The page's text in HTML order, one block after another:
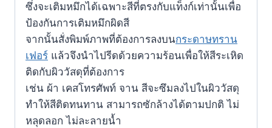
ซึ่งจะเติมหมึกได้เฉพาะสีที่ตรงกับแท็งก์เท่านั้นเพื่อ
ป้องกันการเติมหมึกผิดสี
จากนั้นสั่งพิมพ์ภาพที่ต้องการลงบนกระดาษทราน
เฟอร์ แล้วจึงนำไปรีดด้วยความร้อนเพื่อให้สีระเหิด
ติดกับผิววัสดุที่ต้องการ
เช่น ผ้า เคสโทรศัพท์ จาน สีจะซึมลงไปในผิววัสดุ
ทำให้สีติดทนทาน สามารถซักล้างได้ตามปกติ ไม่
หลุดลอก ไม่ละลายน้ำ